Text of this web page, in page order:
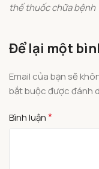
thế thuốc chữa bệnh
Để lại một
Email của bạn sẽ
bắt buộc được đánh
Bình luận*